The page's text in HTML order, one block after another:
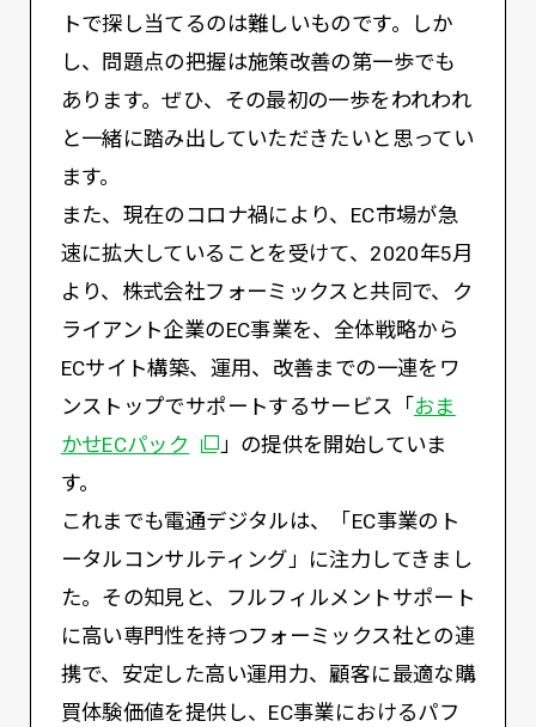
トで探し当てるのは難しいものです。しか
し、問題点の把握は施策改善の第一歩でも
あります。ぜひ、その最初の一歩をわれわれ
と一緒に踏み出していただきたいと思ってい
ます。
また、現在のコロナ禍により、EC市場が急
速に拡大していることを受けて、2020年5月
より、株式会社フォーミックスと共同で、ク
ライアント企業のEC事業を、全体戦略から
ECサイト構築、運用、改善までの一連をワ
ンストップでサポートするサービス「 おま
かせECパック
」の提供を開始していま
す。
これまでも電通デジタルは、「EC事業のト
ータルコンサルティング」に注力してきまし
た。その知見と、フルフィルメントサポート
に高い専門性を持つフォーミックス社との連
携で、安定した高い運用力、顧客に最適な購
買体験価値を提供し、EC事業におけるパフ